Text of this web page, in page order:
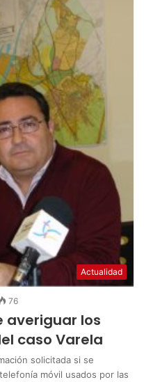
Actualidad
76
averiguar los
caso Varela
solicitada si se
móvil usados por las